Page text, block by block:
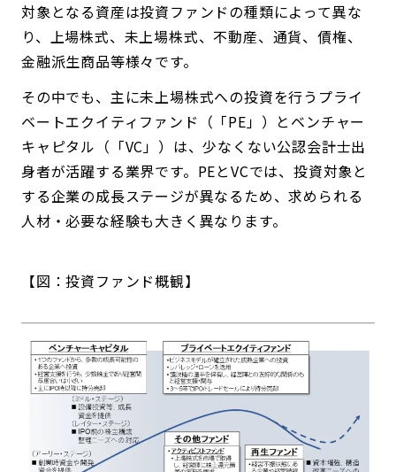
対象となる資産は投資ファンドの種類によって異な
り、上場株式、未上場株式、不動産、通貨、債権、
金融派生商品等様々です。
その中でも、主に未上場株式への投資を行うプライ
ベートエクイティファンド（「PE」）とベンチャー
キャピタル（「VC」）は、少なくない公認会計士出
身者が活躍する業界です。PEとVCでは、投資対象と
する企業の成長ステージが異なるため、求められる
人材・必要な経験も大きく異なります。
【図：投資ファンド概観】